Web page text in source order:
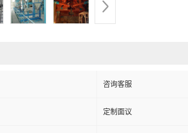
咨询客服
定制面议